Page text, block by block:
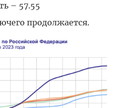
– 57.55
продолжается.